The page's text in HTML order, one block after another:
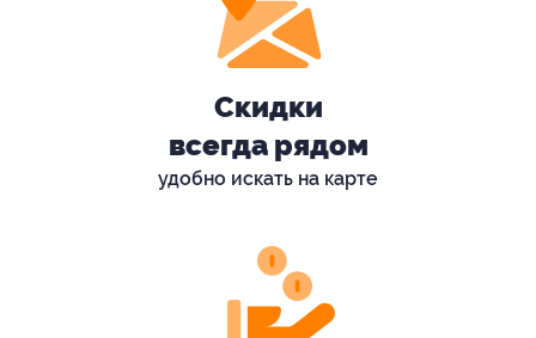
Скидки
всегда рядом
удобно искать на карте